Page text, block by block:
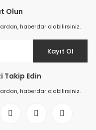
Olun
haberdar olabilirsiniz.
Kayıt Ol
Takip Edin
haberdar olabilirsiniz.